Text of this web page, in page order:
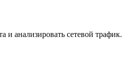
анализировать сетевой трафик.